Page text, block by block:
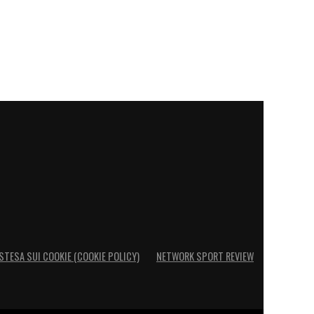
SUI COOKIE (COOKIE POLICY) NETWORK SPORT REVIEW